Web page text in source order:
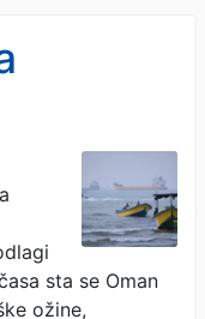
za
sta se Oman
ožine,